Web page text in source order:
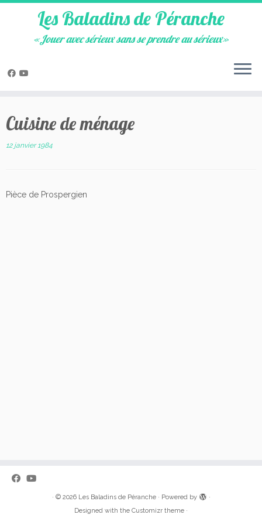
content
Les Baladins de Péranche
«Jouer avec sérieux sans se prendre au sérieux»
Cuisine de ménage
12 janvier 1984
Pièce de Prospergien
· © 2026 Les Baladins de Péranche· Powered by
·
Designed with the Customizr theme ·